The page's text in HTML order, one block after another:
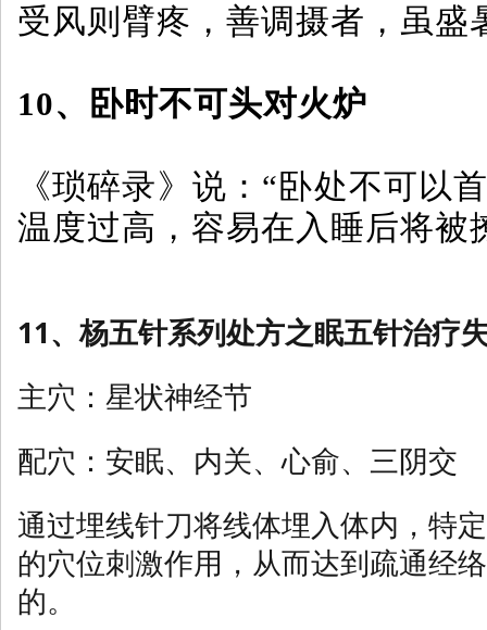
受风则臂疼，善调摄者，虽盛
10、卧时不可头对火炉
《琐碎录》说：“卧处不可以
温度过高，容易在入睡后将被
11、杨五针系列处方之眠五针治疗
主穴：星状神经节
配穴：安眠、内关、心俞、三阴交
通过埋线针刀将线体埋入体内，特
的穴位刺激作用，从而达到疏通经
的。